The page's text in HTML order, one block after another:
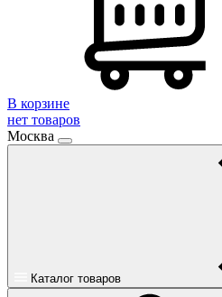
В корзине
нет товаров
Москва
Каталог товаров